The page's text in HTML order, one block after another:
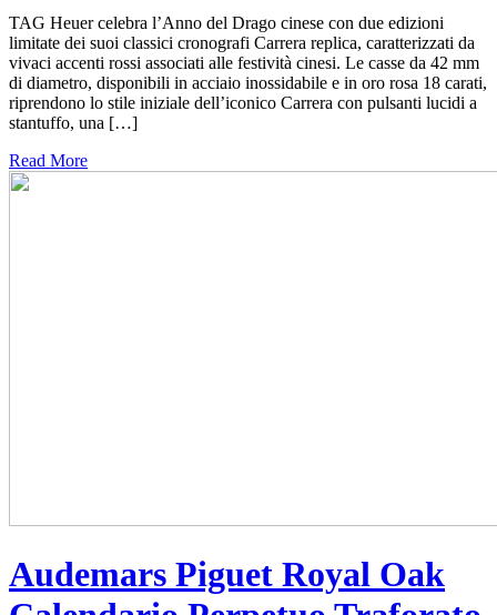
TAG Heuer celebra l’Anno del Drago cinese con due edizioni
limitate dei suoi classici cronografi Carrera replica, caratterizzati da
vivaci accenti rossi associati alle festività cinesi. Le casse da 42 mm
di diametro, disponibili in acciaio inossidabile e in oro rosa 18 carati,
riprendono lo stile iniziale dell’iconico Carrera con pulsanti lucidi a
stantuffo, una […]
Read More
Audemars Piguet Royal Oak